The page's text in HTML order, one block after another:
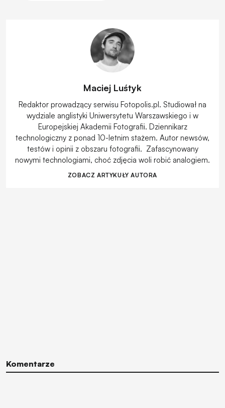
Maciej Luśtyk
Redaktor prowadzący serwisu Fotopolis.pl. Studiował na
wydziale anglistyki Uniwersytetu Warszawskiego i w
Europejskiej Akademii Fotografii. Dziennikarz
technologiczny z ponad 10-letnim stażem. Autor newsów,
testów i opinii z obszaru fotografii. Zafascynowany
nowymi technologiami, choć zdjęcia woli robić analogiem.
ZOBACZ ARTYKUŁY AUTORA
Komentarze